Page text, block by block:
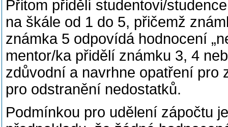
Přitom přidělí studentovi/
na škále od 1 do 5, přičemž
známka 5 odpovídá hodnocení
mentor/ka přidělí známku 3, 4
zdůvodní a navrhne opatření pro
pro odstranění nedostatků.
Podmínkou pro udělení zápočtu